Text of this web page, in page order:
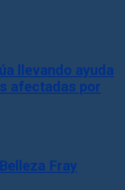
llevando ayuda
afectadas por
Fray